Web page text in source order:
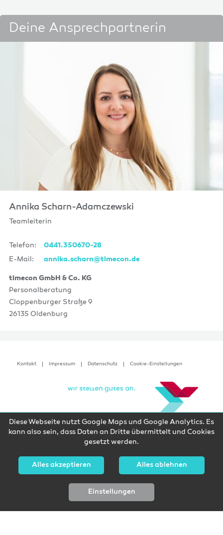
Diese Webseite nutzt Google Maps und Google Analytics. Es
kann also sein, dass Daten an Dritte übermittelt und Cookies
gesetzt werden.
Alles akzeptieren Alles ablehnen
Einstellungen
Deine Ansprechpartnerin
Annika Scharn-Adamczewski
Teamleiterin
Telefon: 0441.350670-28
E-Mail: annika.scharn@timecon.de
timecon GmbH & Co. KG
Personalberatung
Cloppenburger Straße 9
26135 Oldenburg
Kontakt Impressum Datenschutz Cookie-Einstellungen